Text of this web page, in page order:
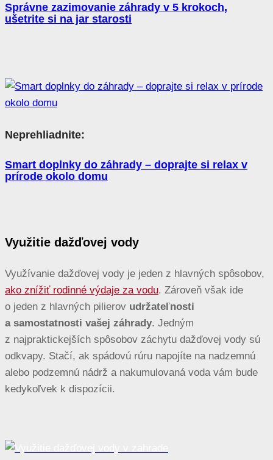
Správne zazimovanie záhrady v 5 krokoch,
ušetrite si na jar starosti
Neprehliadnite:
Smart doplnky do záhrady – doprajte si relax v
prírode okolo domu
Využitie dažďovej vody
Využívanie dažďovej vody je jeden z hlavných spôsobov,
ako znížiť rodinné výdaje za vodu. Zároveň však ide
o jeden z hlavných pilierov udržateľnosti
a samostatnosti vašej záhrady. Jedným
z najpraktickejších spôsobov záchytu dažďovej vody sú
odkvapy. Stačí, ak spádovú rúru napojíte na nadzemnú
alebo podzemnú nádrž a nakumulovaná voda vám bude
kedykoľvek k dispozícii.